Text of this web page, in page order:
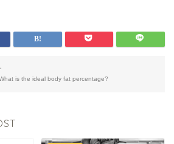
is the ideal body fat percentage?